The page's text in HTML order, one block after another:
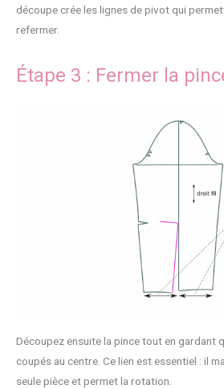
découpe crée les lignes de pivot qui
refermer.
Étape 3 : Fermer la
Découpez ensuite la pince tout en gardant
coupés au centre. Ce lien est essentiel : il
seule pièce et permet la rotation.